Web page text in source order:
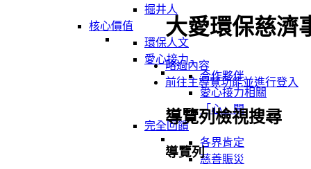
掘井人
核心價值
環保人文
愛心接力
合作夥伴
愛心接力相關
「心」聞
完全回饋
各界肯定
慈善賑災
大愛環保慈濟
略過內容
前往主導覽功能並進行登入
導覽列檢視搜尋
導覽列